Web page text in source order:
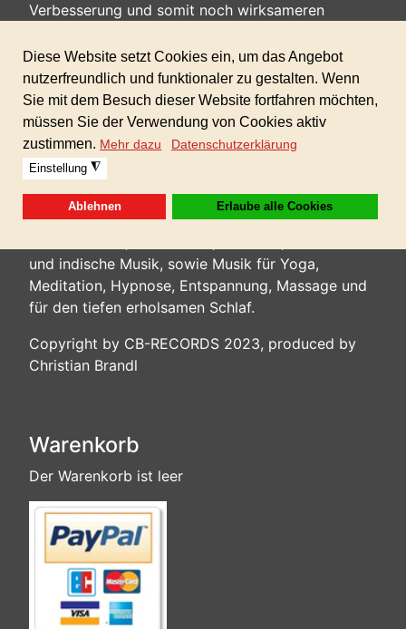
Verbesserung und somit noch wirksameren
kombiniert mit heilenden Frequenzen, binauralen
Beats sowie Musik für Körper, Geist und Seele.
Wir erstellen 2 mal wöchentlich neue relaxing
waves, ambience sounds, Musikstücke mit
binauralen beats, brain waves, alpha, beat, delta,
theata-wellen, chakramusik, Musik mit 432 Hz,
Musik mit Planeten und Solfeggio Frequenzen,
Musik aus anderen Kulturen wie: tibetische,
und indische Musik, sowie Musik für Yoga,
Meditation, Hypnose, Entspannung, Massage und
für den tiefen erholsamen Schlaf.
Copyright by CB-RECORDS 2023, produced by
Christian Brandl
Warenkorb
Der Warenkorb ist leer